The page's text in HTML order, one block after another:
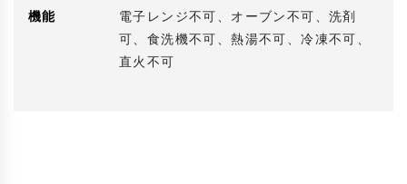
機能
電子レンジ不可、オーブン不可、洗剤
可、食洗機不可、熱湯不可、冷凍不可、
直火不可